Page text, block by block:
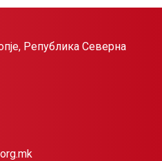
Република Северна